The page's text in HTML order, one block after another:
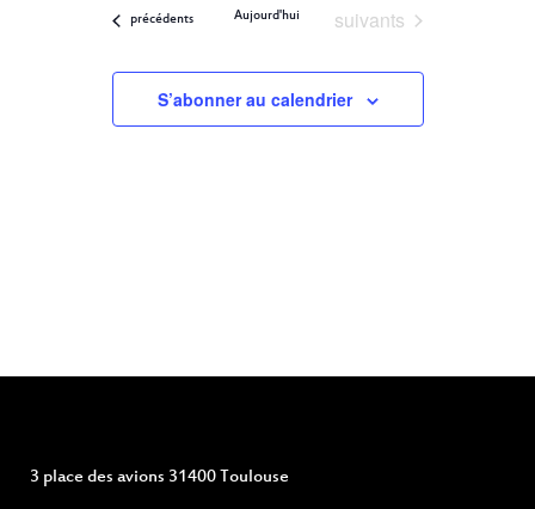
NAVIGATION
DE
VUES
ÉVÈNEMENT
date.
Évènements
précédents Aujourd'hui Évènements
suivants
S’abonner au calendrier
3 place des avions 31400 Toulouse